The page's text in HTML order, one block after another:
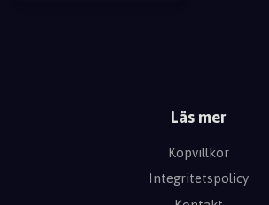
Läs mer
Köpvillkor
Integritetspolicy